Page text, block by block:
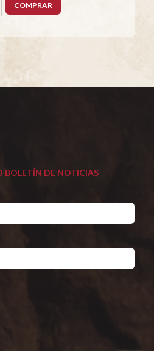
COMPRAR
BOLETÍN DE NOTICIAS